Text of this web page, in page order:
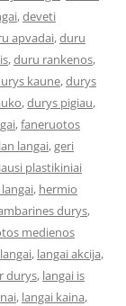
,deveti
apvadai,duru
,duru rankenos,
kaune,durys
,durys pigiau,
,faneruotos
langai,geri
plastikiniai
, hermio
durys,
medienos
langai, langai akcija,
durys, langai is
, langai kaina,